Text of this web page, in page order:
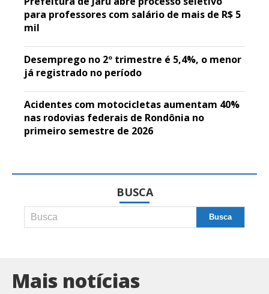
para professores com salário de mais de R$ 5
mil
Desemprego no 2º trimestre é 5,4%, o menor
já registrado no período
Acidentes com motocicletas aumentam 40%
nas rodovias federais de Rondônia no
primeiro semestre de 2026
BUSCA
Mais notícias